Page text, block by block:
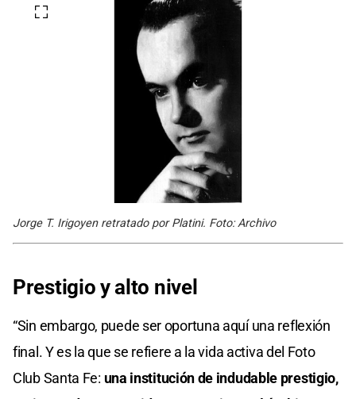
Jorge T. Irigoyen retratado por Platini. Foto: Archivo
Prestigio y alto nivel
“Sin embargo, puede ser oportuna aquí una reflexión
final. Y es la que se refiere a la vida activa del Foto
Club Santa Fe: una institución de indudable prestigio,